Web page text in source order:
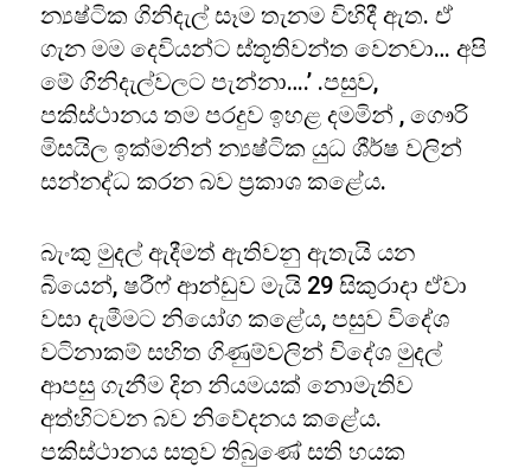
න්‍යෂ්ටික ගිනිදැල් සෑම තැනම විහිදී ඇත. ඒ
ගැන මම දෙවියන්ට ස්තූතිවන්ත වෙනවා… අපි
මේ ගිනිදැල්වලට පැන්නා….’ .පසුව,
පකිස්ථානය තම පරදුව ඉහළ දමමින් , ගෞරි
මිසයිල ඉක්මනින් න්‍යෂ්ටික යුධ ශීර්ෂ වලින්
සන්නද්ධ කරන බව ප්‍රකාශ කළේය.
බැංකු මුදල් ඇදීමත් ඇතිවනු ඇතැයි යන
බියෙන්, ෂරීෆ් ආන්ඩුව මැයි 29 සිකුරාදා ඒවා
වසා දැමීමට නියෝග කළේය, පසුව විදේශ
වටිනාකම් සහිත ගිණුම්වලින් විදේශ මුදල්
ආපසු ගැනීම දින නියමයක් නොමැතිව
අත්හිටවන බව නිවේදනය කළේය.
පකිස්ථානය සතුව තිබුණේ සති හයක